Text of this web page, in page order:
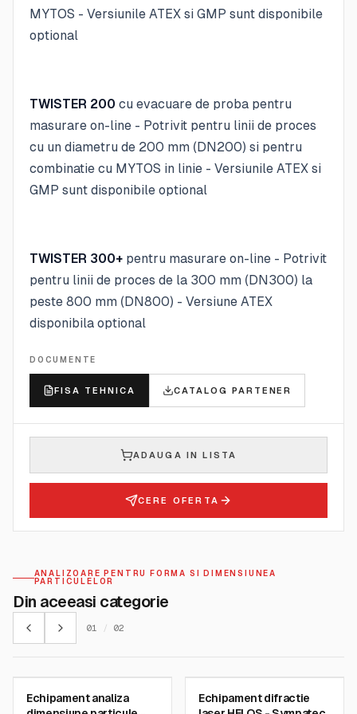
MYTOS - Versiunile ATEX si GMP sunt disponibile
optional
TWISTER 200 cu evacuare de proba pentru
masurare on-line - Potrivit pentru linii de proces
cu un diametru de 200 mm (DN200) si pentru
combinatie cu MYTOS in linie - Versiunile ATEX si
GMP sunt disponibile optional
TWISTER 300+ pentru masurare on-line - Potrivit
pentru linii de proces de la 300 mm (DN300) la
peste 800 mm (DN800) - Versiune ATEX
disponibila optional
DOCUMENTE
FISA TEHNICA CATALOG PARTENER
ADAUGA IN LISTA
CERE OFERTA
ANALIZOARE PENTRU FORMA SI DIMENSIUNEA
PARTICULELOR
Din aceeasi categorie
01 / 02
SKU:MYTOS
Echipament analiza
SKU:R01000
Echipament difractie